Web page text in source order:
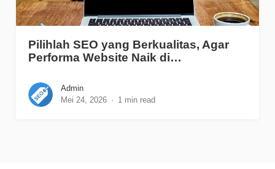
Pilihlah SEO yang Berkualitas, Agar
Performa Website Naik di…
Admin
Mei 24, 2026
1 min read